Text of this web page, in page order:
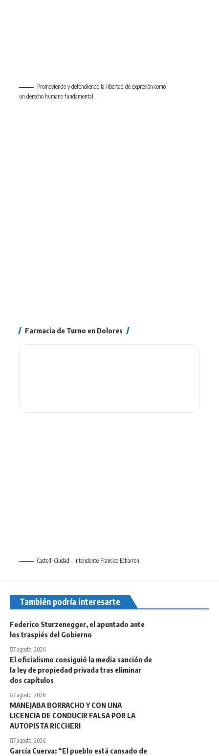
Promoviendo y defendiendo la libertad de expresión como
un derecho humano fundamental.
Farmacia de Turno en Dolores
Castelli Ciudad - Intendente Fransico Echarren
También podría interesarte
Federico Sturzenegger, el apuntado ante
los traspiés del Gobierno
7 agosto, 2026
El oficialismo consiguió la media sanción de
la ley de propiedad privada tras eliminar
dos capítulos
7 agosto, 2026
MANEJABA BORRACHO Y CON UNA
LICENCIA DE CONDUCIR FALSA POR LA
AUTOPISTA RICCHERI
7 agosto, 2026
García Cuerva: “El pueblo está cansado de